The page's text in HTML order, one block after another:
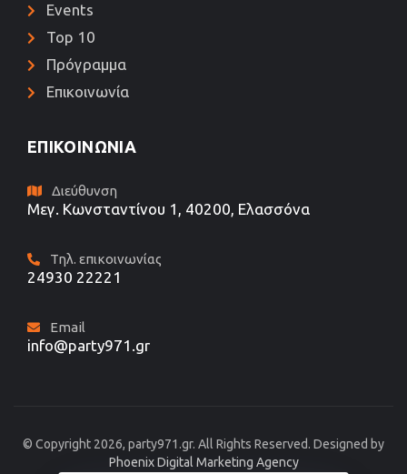
Events
Top 10
Πρόγραμμα
Επικοινωνία
ΕΠΙΚΟΙΝΩΝΊΑ
Διεύθυνση
Μεγ. Κωνσταντίνου 1, 40200, Ελασσόνα
Τηλ. επικοινωνίας
24930 22221
Email
info@party971.gr
© Copyright 2026, party971.gr. All Rights Reserved. Designed by
Phoenix Digital Marketing Agency